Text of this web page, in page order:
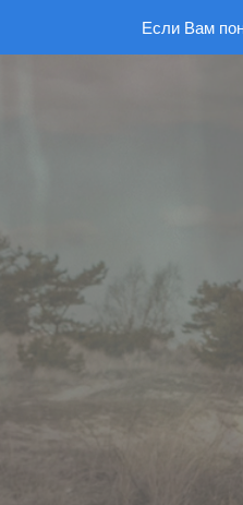
Если Вам